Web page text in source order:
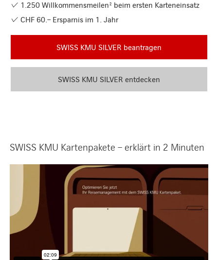
1.250 Willkommensmeilen² beim ersten Karteneinsatz
CHF 60.– Ersparnis im 1. Jahr
SWISS KMU SILVER beantragen
SWISS KMU SILVER entdecken
SWISS KMU Kartenpakete – erklärt in 2 Minuten